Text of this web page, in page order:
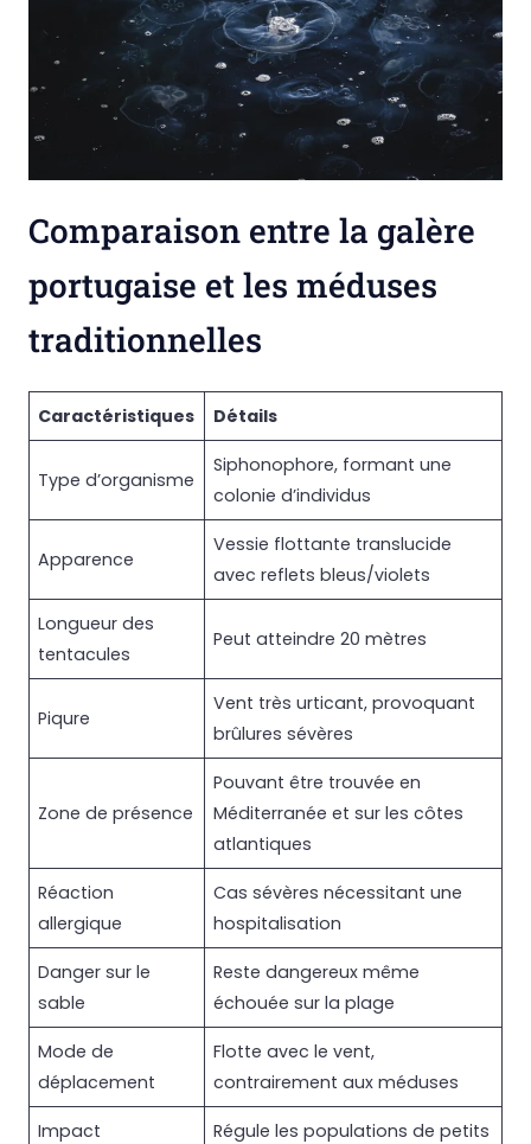
Comparaison entre la galère
portugaise et les méduses
traditionnelles
Caractéristiques Détails
Type d’organisme
Siphonophore, formant une
colonie d’individus
Apparence
Vessie flottante translucide
avec reflets bleus/violets
Longueur des
tentacules
Peut atteindre 20 mètres
Piqure
Vent très urticant, provoquant
brûlures sévères
Zone de présence
Pouvant être trouvée en
Méditerranée et sur les côtes
atlantiques
Réaction
allergique
Cas sévères nécessitant une
hospitalisation
Danger sur le
sable
Reste dangereux même
échouée sur la plage
Mode de
déplacement
Flotte avec le vent,
contrairement aux méduses
Impact
Régule les populations de petits